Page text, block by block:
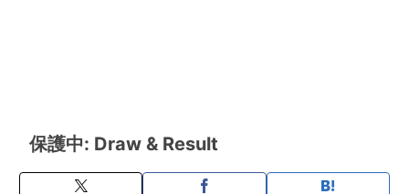
保護中: Draw & Result